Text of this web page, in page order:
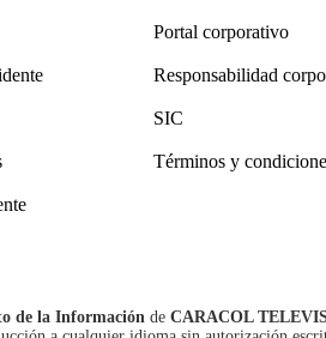
Portal corporativo
Responsabilidad
SIC
Términos y
de la Información de CARACOL